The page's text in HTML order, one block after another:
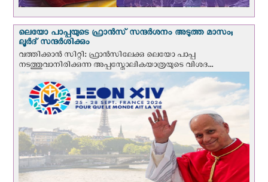
ലെയോ പാപ്പയുടെ ഫ്രാന്‍സ് സന്ദര്‍ശനം അടുത്ത മാസം;
ലൂര്‍ദ് സന്ദര്‍ശിക്കും
വത്തിക്കാന്‍ സിറ്റി: ഫ്രാൻസിലേക്കു ലെയോ പാപ്പ
നടത്തുവാനിരിക്കുന്ന അപ്പസ്തോലികയാത്രയുടെ വിശദ...